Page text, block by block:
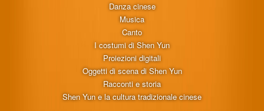
Danza cinese
Musica
Canto
I costumi di Shen Yun
Proiezioni digitali
Oggetti di scena di Shen Yun
Racconti e storia
Shen Yun e la cultura tradizionale cinese